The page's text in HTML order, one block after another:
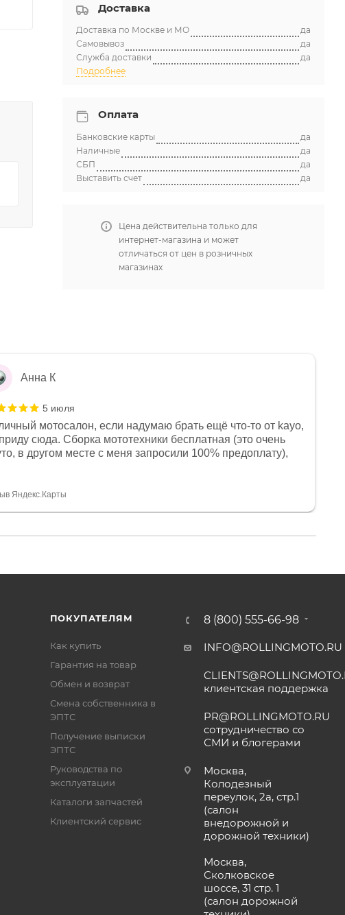
Доставка
Доставка по Москве и МО
да
Самовывоз
да
Служба доставки
да
Подробнее
Оплата
Банковские карты
да
Наличные
да
СБП
да
Выставить счет
да
Цена действительна только для
интернет-магазина и может
отличаться от цен в розничных
магазинах
Анна К
5 июля
мотосалон, если надумаю брать ещё что-то от kayo,
сюда. Сборка мототехники бесплатная (это очень
в другом месте с меня запросили 100% предоплату),
отдельное, всегда на связи, очень детально всё
Яндекс.Карты
ПОКУПАТЕЛЯМ
Как купить
Гарантия на товар
Обмен и возврат
Смена собственника в
ЭПТС
Получение выписки
ЭПТС
Руководства по
эксплуатации
Каталоги запчастей
Клиентский сервис
8 (800) 555-66-98
INFO@ROLLINGMOTO.RU
клиентская поддержка
PR@ROLLINGMOTO.RU
сотрудничество со
СМИ и блогерами
Москва,
Колодезный
переулок, 2а, стр.1
(салон
внедорожной и
дорожной техники)
Москва,
Сколковское
шоссе, 31 стр. 1
(салон дорожной